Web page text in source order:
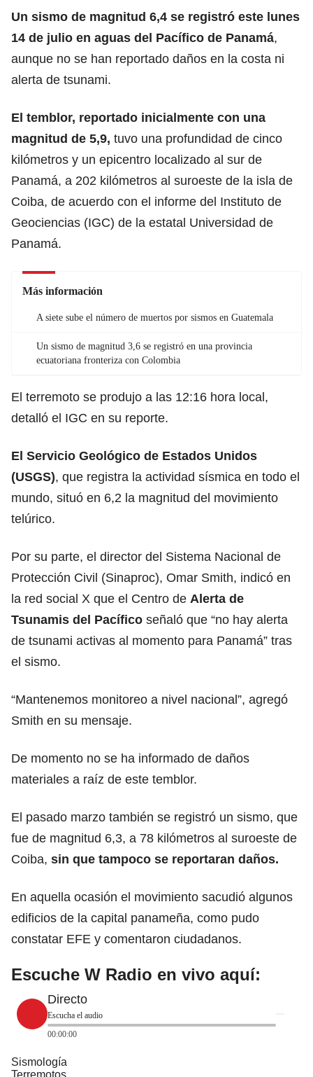
Un sismo de magnitud 6,4 se registró este lunes
14 de julio en aguas del Pacífico de Panamá,
aunque no se han reportado daños en la costa ni
alerta de tsunami.
El temblor, reportado inicialmente con una
magnitud de 5,9, tuvo una profundidad de cinco
kilómetros y un epicentro localizado al sur de
Panamá, a 202 kilómetros al suroeste de la isla de
Coiba, de acuerdo con el informe del Instituto de
Geociencias (IGC) de la estatal Universidad de
Panamá.
Más información
A siete sube el número de muertos por sismos en Guatemala
Un sismo de magnitud 3,6 se registró en una provincia
ecuatoriana fronteriza con Colombia
El terremoto se produjo a las 12:16 hora local,
detalló el IGC en su reporte.
El Servicio Geológico de Estados Unidos
(USGS), que registra la actividad sísmica en todo el
mundo, situó en 6,2 la magnitud del movimiento
telúrico.
Por su parte, el director del Sistema Nacional de
Protección Civil (Sinaproc), Omar Smith, indicó en
la red social X que el Centro de Alerta de
Tsunamis del Pacífico señaló que “no hay alerta
de tsunami activas al momento para Panamá” tras
el sismo.
“Mantenemos monitoreo a nivel nacional”, agregó
Smith en su mensaje.
De momento no se ha informado de daños
materiales a raíz de este temblor.
El pasado marzo también se registró un sismo, que
fue de magnitud 6,3, a 78 kilómetros al suroeste de
Coiba, sin que tampoco se reportaran daños.
En aquella ocasión el movimiento sacudió algunos
edificios de la capital panameña, como pudo
constatar EFE y comentaron ciudadanos.
Escuche W Radio en vivo aquí:
Directo
Escucha el audio
00:00:00
Sismología
Terremotos